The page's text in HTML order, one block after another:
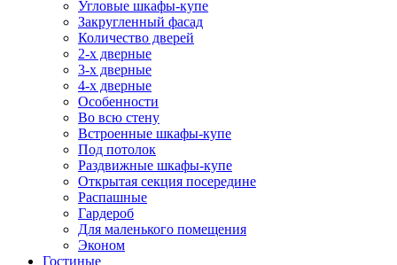
Угловые шкафы-купе
Закругленный фасад
Количество дверей
2-х дверные
3-х дверные
4-х дверные
Особенности
Во всю стену
Встроенные шкафы-купе
Под потолок
Раздвижные шкафы-купе
Открытая секция посередине
Распашные
Гардероб
Для маленького помещения
Эконом
Гостиные